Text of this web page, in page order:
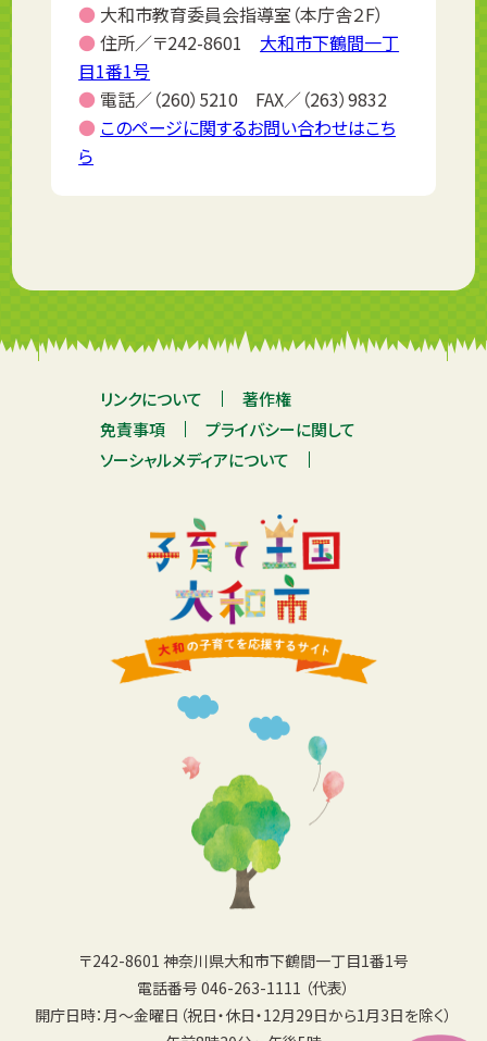
● 大和市教育委員会指導室（本庁舎２F）
● 住所／〒242-8601 大和市下鶴間一丁
目1番1号
● 電話／（260）5210 FAX／（263）9832
● このページに関するお問い合わせはこち
ら
リンクについて
著作権
免責事項
プライバシーに関して
ソーシャルメディアについて
〒242-8601 神奈川県大和市下鶴間一丁目1番1号
電話番号 046-263-1111 （代表）
開庁日時：月〜金曜日（祝日・休日・12月29日から1月3日を除く）